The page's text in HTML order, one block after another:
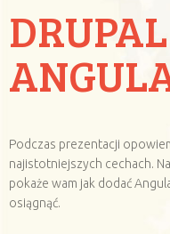
Podczas prezentacji
najistotniejszych cechach.
pokaże wam jak dodać
osiągnąć.